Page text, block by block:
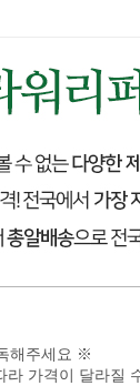
해주세요 ※
라 가격이 달라질